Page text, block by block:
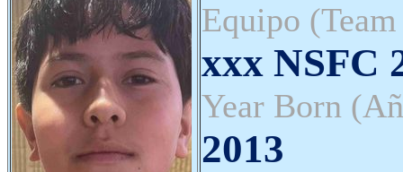
Equipo
xxx NSFC
Year Born
2013